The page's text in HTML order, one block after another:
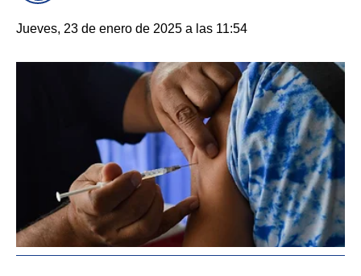
Jueves, 23 de enero de 2025 a las 11:54